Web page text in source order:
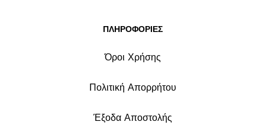
ΠΛΗΡΟΦΟΡΙΕΣ
Όροι Χρήσης
Πολιτική Απορρήτου
Έξοδα Αποστολής